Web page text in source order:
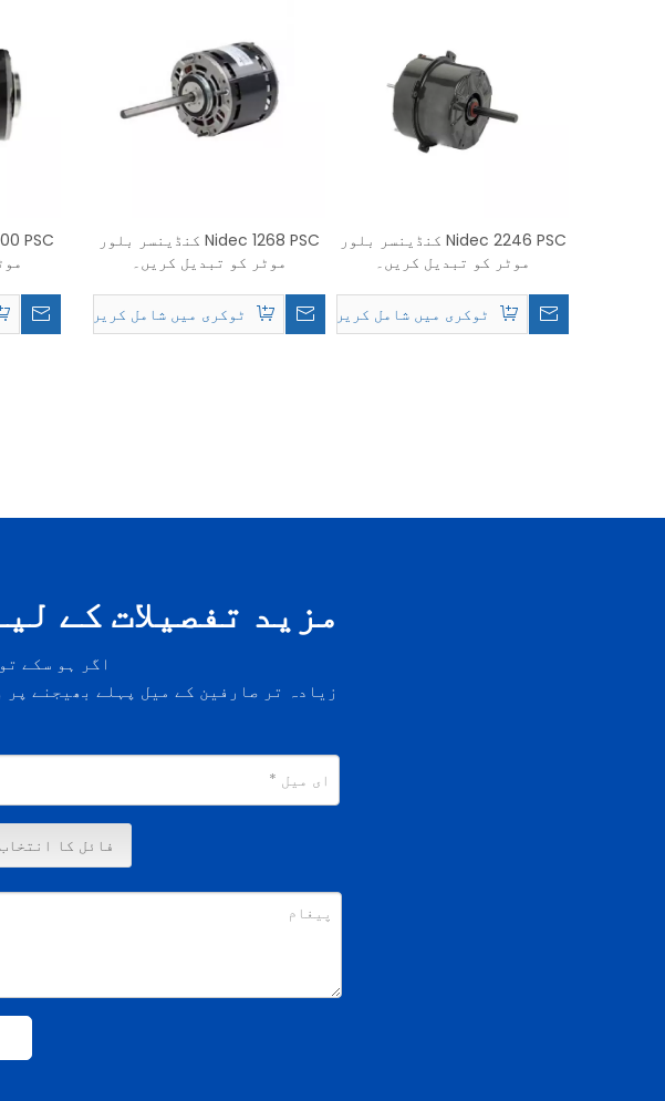
Nidec 2246 PSC کنڈینسر بلور
موٹر کو تبدیل کریں۔
ٹوکری میں شامل کریں۔
Nidec 1268 PSC کنڈینسر بلور
موٹر کو تبدیل کریں۔
ٹوکری میں شامل کریں۔
مزید تفصیلات کے
اگر ہو سکے
زیادہ تر صارفین کے میل پہلے بھیجنے
فائل کا